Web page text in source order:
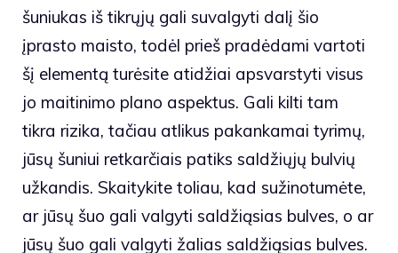
šuniukas iš tikrųjų gali suvalgyti dalį šio
įprasto maisto, todėl prieš pradėdami vartoti
šį elementą turėsite atidžiai apsvarstyti visus
jo maitinimo plano aspektus. Gali kilti tam
tikra rizika, tačiau atlikus pakankamai tyrimų,
jūsų šuniui retkarčiais patiks saldžiųjų bulvių
užkandis. Skaitykite toliau, kad sužinotumėte,
ar jūsų šuo gali valgyti saldžiąsias bulves, o ar
jūsų šuo gali valgyti žalias saldžiąsias bulves.